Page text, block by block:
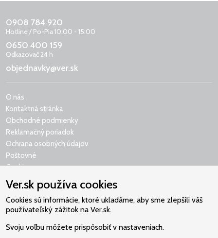
0908 784 920
Hotline / Po-Pia 10:00 - 15:00
0650 400 159
Odkazovač 24 h
objednavky@ver.sk
O nás
Kontaktná stránka
Obchodné podmienky
Reklamačný poriadok
Ochrana osobných údajov
Poštovné
Cookies
Naše srdce je v Martindome.
Podporujeme aktivity spoločenstva,
Ver.sk používa cookies
Cookies sú informácie, ktoré ukladáme, aby sme zlepšili váš
používateľský zážitok na Ver.sk.
Svoju voľbu môžete prispôsobiť v nastaveniach.